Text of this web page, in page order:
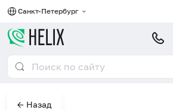
Санкт-Петербург
← Назад